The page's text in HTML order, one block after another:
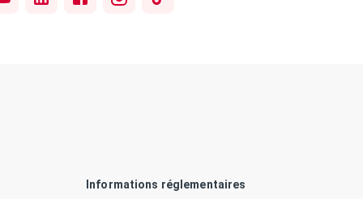
Informations réglementaires